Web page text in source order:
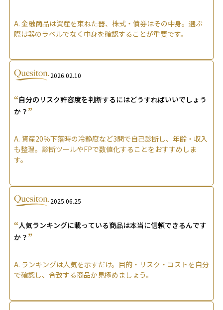
A. 金融商品は資産を束ねた器、株式・債券はその中身。選ぶ
際は器のラベルでなく中身を確認することが重要です。
2026.02.10
“自分のリスク許容度を判断するにはどうすればいいでしょう
か？ ”
A. 資産20％下落時の冷静度など3問で自己診断し、年齢・収入
も整理。診断ツールやFPで数値化することをおすすめしま
す。
2025.06.25
“人気ランキングに載っている商品は本当に信頼できるんです
か？ ”
A. ランキングは人気を示すだけ。目的・リスク・コストを自分
で確認し、合致する商品か見極めましょう。